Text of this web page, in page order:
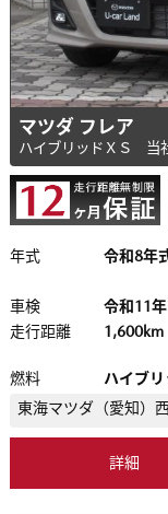
マツダ フレア
ハイブリッドＸＳ 当
年式 令和8年
車検 令和11年
走行距離
1,600km
燃料
ハイブリ
東海マツダ（愛知）
詳細